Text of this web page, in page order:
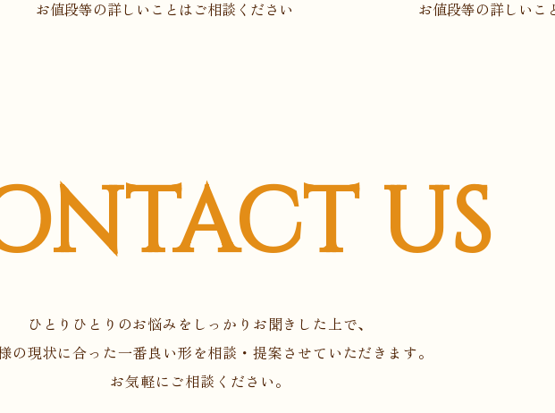
お値段等の詳しいことはご相談ください お値段等の詳しいこ
US
ひとりひとりのお悩みをしっかりお聞きした上で、
の現状に合った一番良い形を相談・提案させていただきます。
お気軽にご相談ください。